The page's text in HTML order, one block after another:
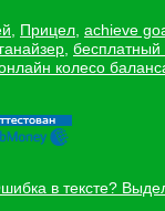
Прицел achieve
колесо
в тексте?